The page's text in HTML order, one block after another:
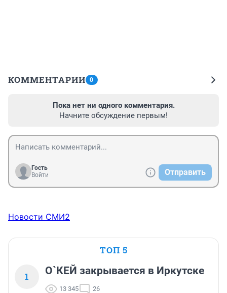
КОММЕНТАРИИ 0
Пока нет ни одного комментария.
Начните обсуждение первым!
Гость
Войти
Отправить
Новости СМИ2
ТОП 5
1 О`КЕЙ закрывается в Иркутске
13 345 26